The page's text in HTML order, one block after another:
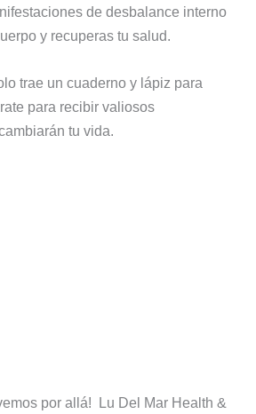
de desbalance interno
y recuperas tu salud.
trae un cuaderno y lápiz para
para recibir valiosos
tu vida.
por allá! Lu Del Mar Health &